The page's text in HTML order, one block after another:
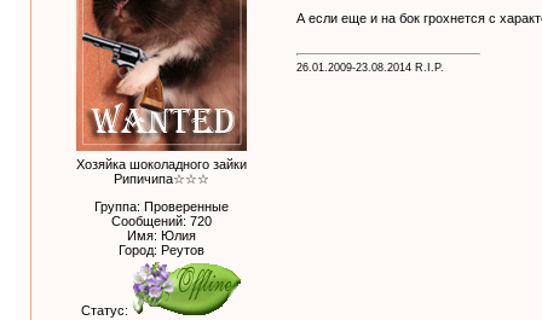
Хозяйка шоколадного зайки
Рипичипа☆☆☆
Группа: Проверенные
Сообщений: 720
Имя: Юлия
Город: Реутов
Статус:
А если еще и на бок грохнется с
26.01.2009-23.08.2014 R.I.P.